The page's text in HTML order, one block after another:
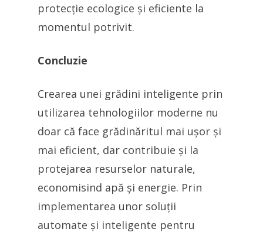
protecție ecologice și eficiente la
momentul potrivit.
Concluzie
Crearea unei grădini inteligente prin
utilizarea tehnologiilor moderne nu
doar că face grădinăritul mai ușor și
mai eficient, dar contribuie și la
protejarea resurselor naturale,
economisind apă și energie. Prin
implementarea unor soluții
automate și inteligente pentru